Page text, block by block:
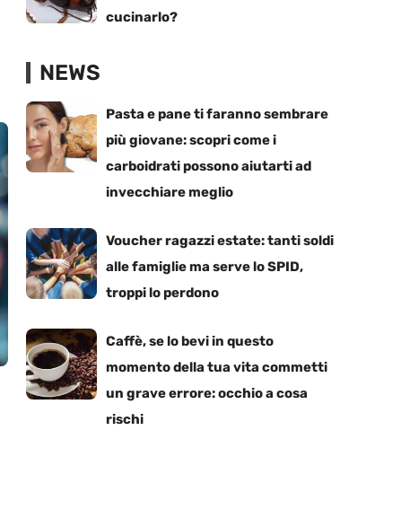
cucinarlo?
NEWS
Pasta e pane ti faranno sembrare
più giovane: scopri come i
carboidrati possono aiutarti ad
invecchiare meglio
Voucher ragazzi estate: tanti soldi
alle famiglie ma serve lo SPID,
troppi lo perdono
Caffè, se lo bevi in questo
momento della tua vita commetti
un grave errore: occhio a cosa
rischi